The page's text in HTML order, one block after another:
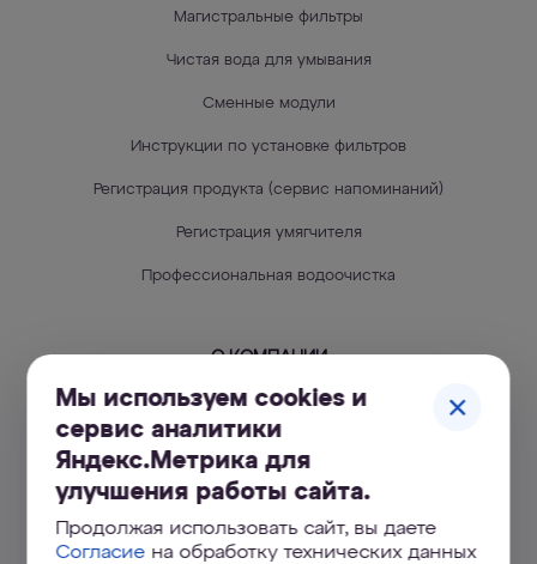
Мы используем cookies и
сервис аналитики
Яндекс.Метрика для
улучшения работы сайта.
Продолжая использовать сайт, вы даете
Согласие на обработку технических данных
Магистральные фильтры
Чистая вода для умывания
Сменные модули
Инструкции по установке фильтров
Регистрация продукта (сервис напоминаний)
Регистрация умягчителя
Профессиональная водоочистка
О КОМПАНИИ
Сервисные центры
Дилерам
Вакансии